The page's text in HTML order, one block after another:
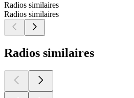
Radios similaires
Radios similaires
Radios similaires